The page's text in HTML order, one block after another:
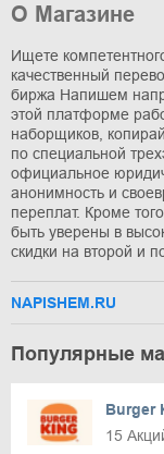
О Магазине
Ищете
качественный
биржа Напишем
этой платформе
наборщиков,
по специальной
официальное
анонимность и
переплат. Кроме
быть уверены в
скидки на второй и
NAPISHEM.RU
Популярные
Burger
15